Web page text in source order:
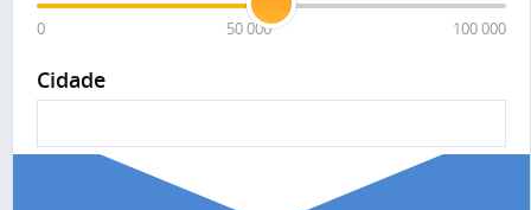
0 50 000 100 000
Cidade